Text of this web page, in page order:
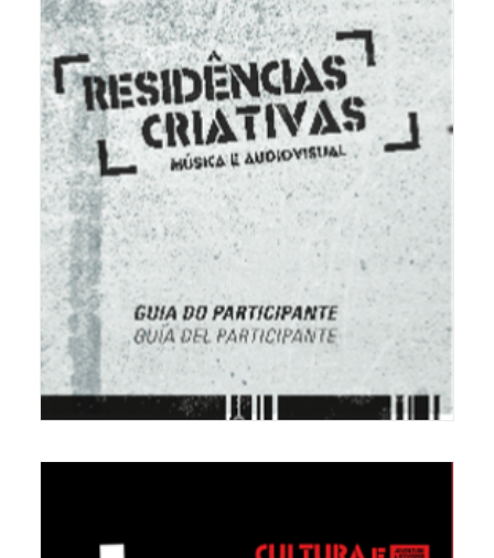
APOSTILA DO PROJETO RESIDÊNCIAS
CRIATIVAS 2011